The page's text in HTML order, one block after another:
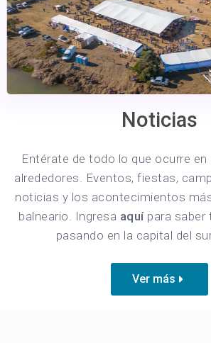
Noticias
Entérate de todo lo que ocurre en
alrededores. Eventos, fiestas,
noticias y los acontecimientos
balneario. Ingresa aquípara saber
pasando en la capital del
Ver más